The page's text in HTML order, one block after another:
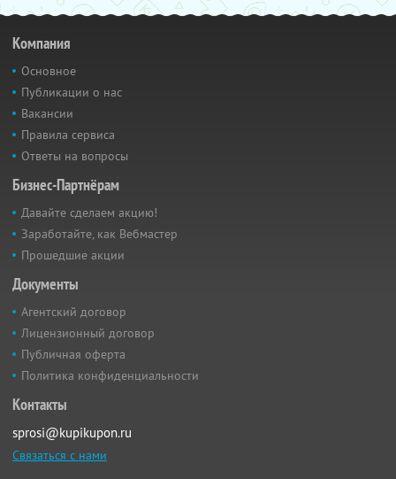
Компания
Основное
Публикации о нас
Вакансии
Правила сервиса
Ответы на вопросы
Бизнес-Партнёрам
Давайте сделаем акцию!
Заработайте, как Вебмастер
Прошедшие акции
Документы
Агентский договор
Лицензионный договор
Публичная оферта
Политика конфиденциальности
Контакты
sprosi@kupikupon.ru
Связаться с нами